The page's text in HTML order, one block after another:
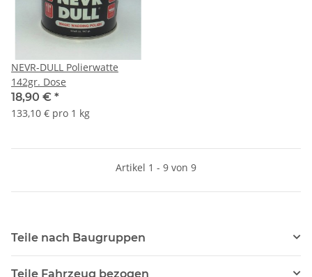
NEVR-DULL Polierwatte
142gr. Dose
18,90 € *
133,10 € pro 1 kg
Artikel 1 - 9 von 9
Teile nach Baugruppen
Teile Fahrzeug bezogen